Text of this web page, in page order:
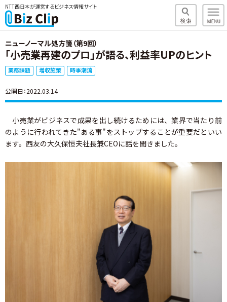
NTT西日本が運営するビジネス情報サイト
ニューノーマル処方箋（第9回）
「小売業再建のプロ」が語る、利益率UPのヒント
業務課題 増収施策 時事潮流
公開日：2022.03.14
小売業がビジネスで成果を出し続けるためには、業界で当たり前
のように行われてきた"ある事"をストップすることが重要だといい
ます。西友の大久保恒夫社長兼CEOに話を聞きました。